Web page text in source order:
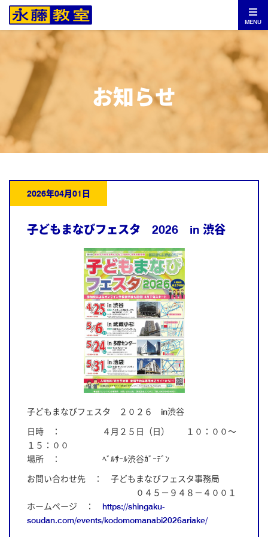
MENU
お知らせ
2026年04月01日
子どもまなびフェスタ 2026 in 渋谷
子どもまなびフェスタ ２０２６ in渋谷
日時 ： ４月２５日（日） １０：００～
１５：００
場所 ： ﾍﾞﾙｻｰﾙ渋谷ｶﾞｰﾃﾞﾝ
お問い合わせ先 ： 子どもまなびフェスタ事務局
０４５－９４８－４００１
ホームページ ： https://shingaku-
soudan.com/events/kodomomanabi2026ariake/